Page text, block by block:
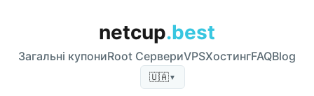
netcup.best
Загальні купониRoot СервериVPSХостингFAQBlog
🇺🇦▼